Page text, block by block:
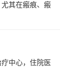
其在瘢痕、瘢
中心，住院医